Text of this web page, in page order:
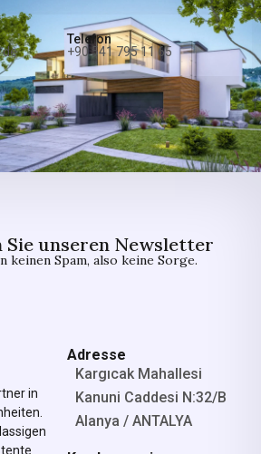
Telefon
+90 541 795 11 65
Sie unseren Newsletter
keinen Spam, also keine Sorge.
in
Adresse
Kargıcak Mahallesi
Kanuni Caddesi N:32/B
Alanya / ANTALYA